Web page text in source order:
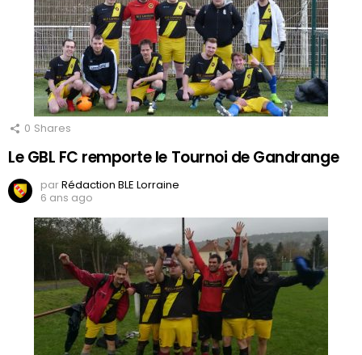
0 Shares
Le GBL FC remporte le Tournoi de Gandrange
parRédaction BLE Lorraine
6 ans ago